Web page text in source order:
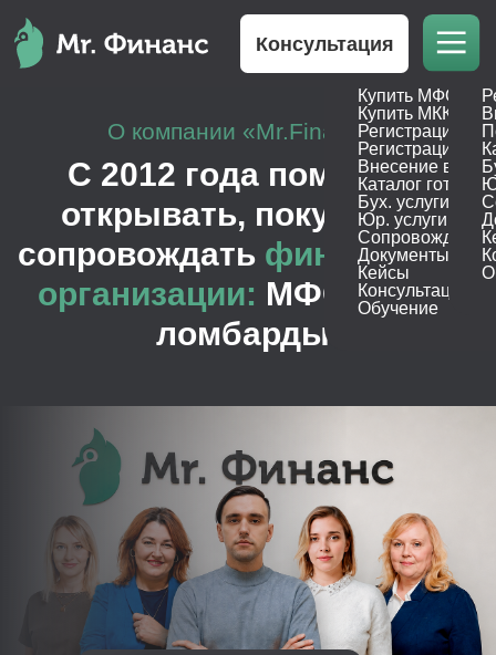
Купить МФО
Купить МКК
Регистрация
Регистрация
Внесение в
Каталог готовых
Бух. услуги
Юр. услуги
Сопровождение
Документы
Кейсы
Консультация
Обучение
С 2012 года создаем
и сопровождаем финансовые
организации
С 2012 года помогаем
открывать, покупать и
сопровождать финансовые
организации:МФО, КПК и
ломбарды.
Бесплатно
Бухгалтерское
сопровождение